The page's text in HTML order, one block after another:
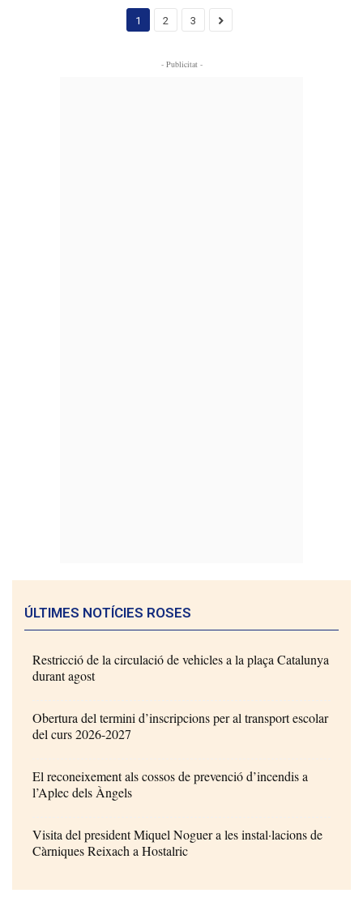
1 2 3
- Publicitat -
ÚLTIMES NOTÍCIES ROSES
Restricció de la circulació de vehicles a la plaça Catalunya
durant agost
Obertura del termini d’inscripcions per al transport escolar
del curs 2026-2027
El reconeixement als cossos de prevenció d’incendis a
l’Aplec dels Àngels
Visita del president Miquel Noguer a les instal·lacions de
Càrniques Reixach a Hostalric